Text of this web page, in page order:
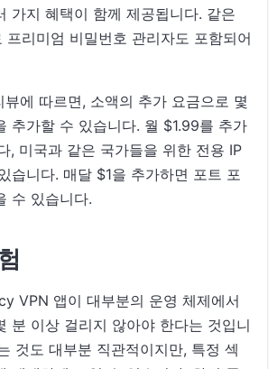
가지 혜택이 함께 제공됩니다. 같은
프리미엄 비밀번호 관리자도 포함되어
에 따르면, 소액의 추가 요금으로 몇
추가할 수 있습니다. 월 $1.99를 추가
, 미국과 같은 국가들을 위한 전용 IP
습니다. 매달 $1을 추가하면 포트 포
수 있습니다.
VPN 앱이 대부분의 운영 체제에서
분 이상 걸리지 않아야 한다는 것입니
것도 대부분 직관적이지만, 특정 섹